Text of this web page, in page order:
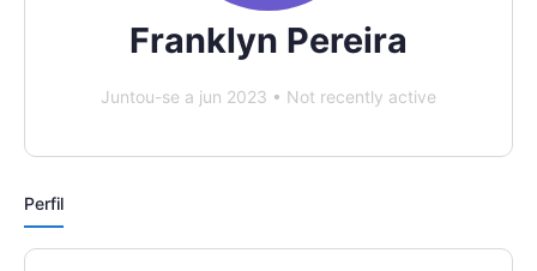
Franklyn Pereira
Juntou-se a jun 2023 • Not recently active
Perfil